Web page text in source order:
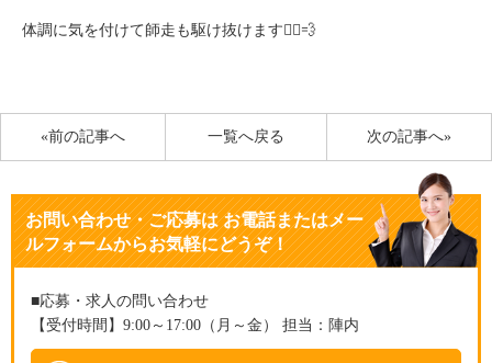
体調に気を付けて師走も駆け抜けます🏃‍♂️💨
«前の記事へ 次の記事へ»
一覧へ戻る
お問い合わせ・ご応募はお電話またはメー
ルフォームからお気軽にどうぞ！
■応募・求人の問い合わせ
【受付時間】9:00～17:00（月～金） 担当：陣内